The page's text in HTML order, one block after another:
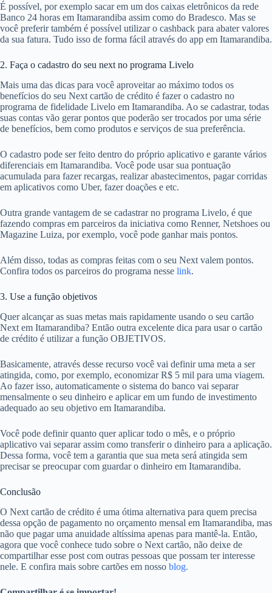
É possível, por exemplo sacar em um dos caixas eletrônicos da rede
Banco 24 horas em Itamarandiba assim como do Bradesco. Mas se
você preferir também é possível utilizar o cashback para abater valores
da sua fatura. Tudo isso de forma fácil através do app em Itamarandiba.
2. Faça o cadastro do seu next no programa Livelo
Mais uma das dicas para você aproveitar ao máximo todos os
benefícios do seu Next cartão de crédito é fazer o cadastro no
programa de fidelidade Livelo em Itamarandiba. Ao se cadastrar, todas
suas contas vão gerar pontos que poderão ser trocados por uma série
de benefícios, bem como produtos e serviços de sua preferência.
O cadastro pode ser feito dentro do próprio aplicativo e garante vários
diferenciais em Itamarandiba. Você pode usar sua pontuação
acumulada para fazer recargas, realizar abastecimentos, pagar corridas
em aplicativos como Uber, fazer doações e etc.
Outra grande vantagem de se cadastrar no programa Livelo, é que
fazendo compras em parceiros da iniciativa como Renner, Netshoes ou
Magazine Luiza, por exemplo, você pode ganhar mais pontos.
Além disso, todas as compras feitas com o seu Next valem pontos.
Confira todos os parceiros do programa nesse link.
3. Use a função objetivos
Quer alcançar as suas metas mais rapidamente usando o seu cartão
Next em Itamarandiba? Então outra excelente dica para usar o cartão
de crédito é utilizar a função OBJETIVOS.
Basicamente, através desse recurso você vai definir uma meta a ser
atingida, como, por exemplo, economizar R$ 5 mil para uma viagem.
Ao fazer isso, automaticamente o sistema do banco vai separar
mensalmente o seu dinheiro e aplicar em um fundo de investimento
adequado ao seu objetivo em Itamarandiba.
Você pode definir quanto quer aplicar todo o mês, e o próprio
aplicativo vai separar assim como transferir o dinheiro para a aplicação.
Dessa forma, você tem a garantia que sua meta será atingida sem
precisar se preocupar com guardar o dinheiro em Itamarandiba.
Conclusão
O Next cartão de crédito é uma ótima alternativa para quem precisa
dessa opção de pagamento no orçamento mensal em Itamarandiba, mas
não que pagar uma anuidade altíssima apenas para mantê-la. Então,
agora que você conhece tudo sobre o Next cartão, não deixe de
compartilhar esse post com outras pessoas que possam ter interesse
nele. E confira mais sobre cartões em nosso blog.